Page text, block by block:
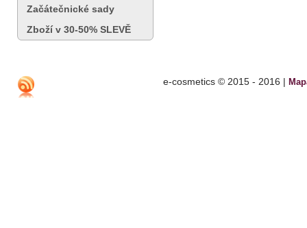
Začátečnické sady
Zboží v 30-50% SLEVĚ
e-cosmetics © 2015 - 2016 |